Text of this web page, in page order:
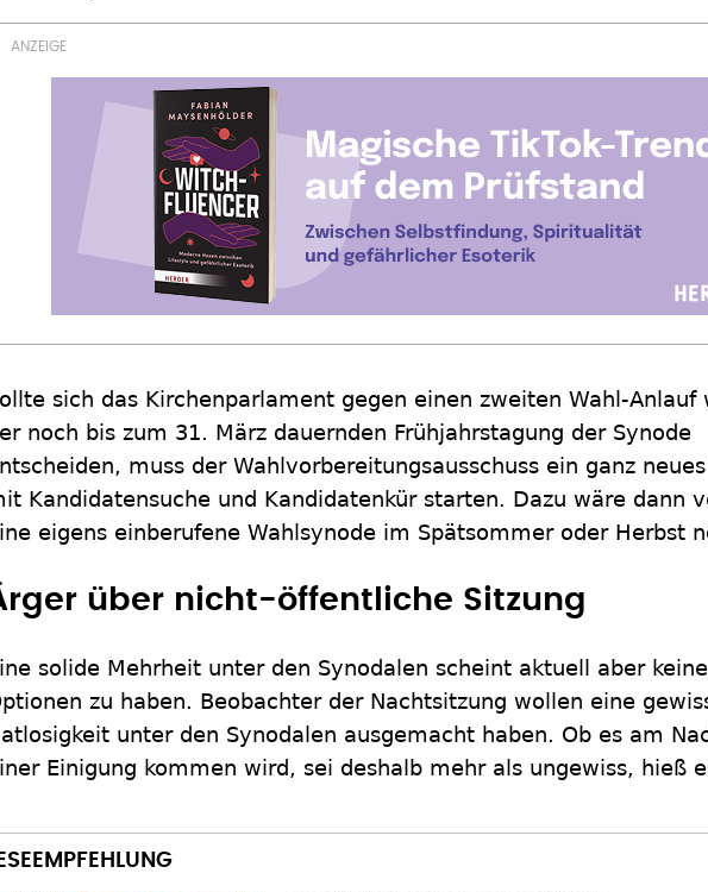
sich das Kirchenparlament gegen einen zweiten Wahl-Anlauf
noch bis zum 31. März dauernden Frühjahrstagung der Synode
muss der Wahlvorbereitungsausschuss ein ganz
Kandidatensuche und Kandidatenkür starten. Dazu wäre dann
eigens einberufene Wahlsynode im Spätsommer oder Herbst
über nicht-öffentliche Sitzung
solide Mehrheit unter den Synodalen scheint aktuell aber
zu haben. Beobachter der Nachtsitzung wollen eine
unter den Synodalen ausgemacht haben. Ob es am
Einigung kommen wird, sei deshalb mehr als ungewiss, hieß